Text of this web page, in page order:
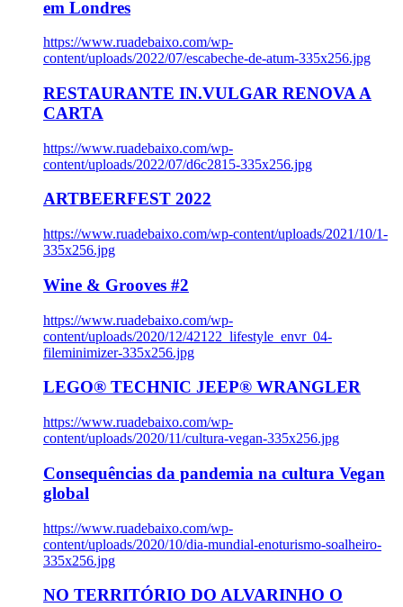
em Londres
https://www.ruadebaixo.com/wp-
content/uploads/2022/07/escabeche-de-atum-335x256.jpg
RESTAURANTE IN.VULGAR RENOVA A
CARTA
https://www.ruadebaixo.com/wp-
content/uploads/2022/07/d6c2815-335x256.jpg
ARTBEERFEST 2022
https://www.ruadebaixo.com/wp-content/uploads/2021/10/1-
335x256.jpg
Wine & Grooves #2
https://www.ruadebaixo.com/wp-
content/uploads/2020/12/42122_lifestyle_envr_04-
fileminimizer-335x256.jpg
LEGO® TECHNIC JEEP® WRANGLER
https://www.ruadebaixo.com/wp-
content/uploads/2020/11/cultura-vegan-335x256.jpg
Consequências da pandemia na cultura Vegan
global
https://www.ruadebaixo.com/wp-
content/uploads/2020/10/dia-mundial-enoturismo-soalheiro-
335x256.jpg
NO TERRITÓRIO DO ALVARINHO O